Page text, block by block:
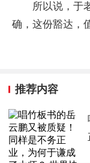
所以说，于
确，这份豁达，
推荐内容